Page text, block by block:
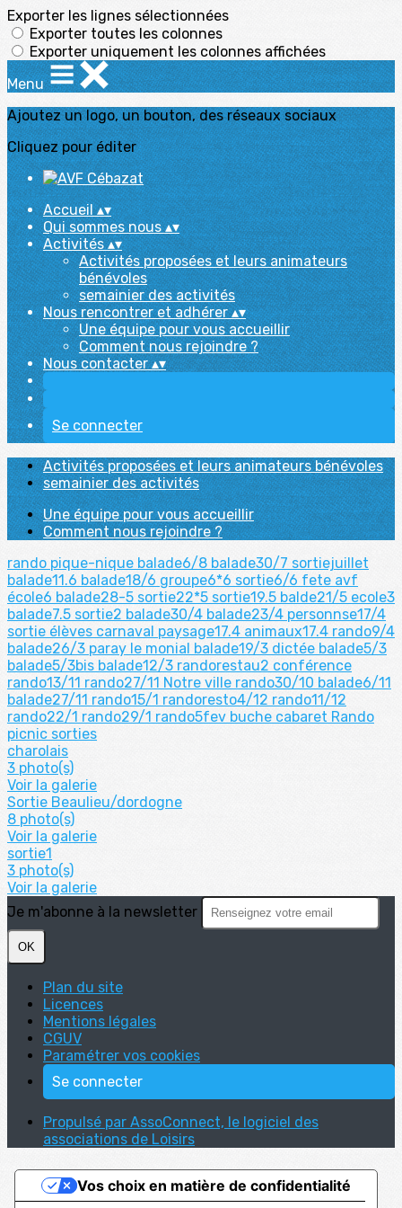
Exporter les lignes sélectionnées
Exporter toutes les colonnes
Exporter uniquement les colonnes affichées
Menu
Ajoutez un logo, un bouton, des réseaux sociaux
Cliquez pour éditer
Accueil▴▾
Qui sommes nous▴▾
Activités▴▾
Activités proposées et leurs animateurs
bénévoles
semainier des activités
Nous rencontrer et adhérer▴▾
Une équipe pour vous accueillir
Comment nous rejoindre ?
Nous contacter▴▾
Se connecter
Activités proposées et leurs animateurs bénévoles
semainier des activités
Une équipe pour vous accueillir
Comment nous rejoindre ?
rando pique-nique balade6/8 balade30/7 sortiejuillet
balade11.6 balade18/6 groupe6*6 sortie6/6 fete avf
école6 balade28-5 sortie22*5 sortie19.5 balde21/5 ecole3
balade7.5 sortie2 balade30/4 balade23/4 personnse17/4
sortie élèves carnaval paysage17.4 animaux17.4 rando9/4
balade26/3 paray le monial balade19/3 dictée balade5/3
balade5/3bis balade12/3 randorestau2 conférence
rando13/11 rando27/11 Notre ville rando30/10 balade6/11
balade27/11 rando15/1 randoresto4/12 rando11/12
rando22/1 rando29/1 rando5fev buche cabaret Rando
picnic sorties
charolais
3 photo(s)
Voir la galerie
Sortie Beaulieu/dordogne
8 photo(s)
Voir la galerie
sortie1
3 photo(s)
Voir la galerie
Je m'abonne à la newsletter
OK
Plan du site
Licences
Mentions légales
CGUV
Paramétrer vos cookies
Se connecter
Propulsé par AssoConnect, le logiciel des
associations de Loisirs
Vos choix en matière de confidentialité